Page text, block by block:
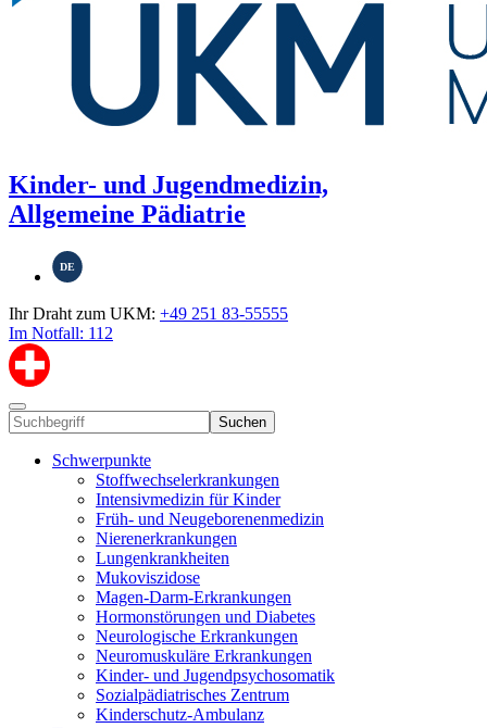
Kinder- und Jugendmedizin,
Allgemeine Pädiatrie
DE
Ihr Draht zum UKM: +49 251 83-55555
Im Notfall: 112
Suchen
Schwerpunkte
Stoffwechselerkrankungen
Intensivmedizin für Kinder
Früh- und Neugeborenenmedizin
Nierenerkrankungen
Lungenkrankheiten
Mukoviszidose
Magen-Darm-Erkrankungen
Hormonstörungen und Diabetes
Neurologische Erkrankungen
Neuromuskuläre Erkrankungen
Kinder- und Jugendpsychosomatik
Sozialpädiatrisches Zentrum
Kinderschutz-Ambulanz